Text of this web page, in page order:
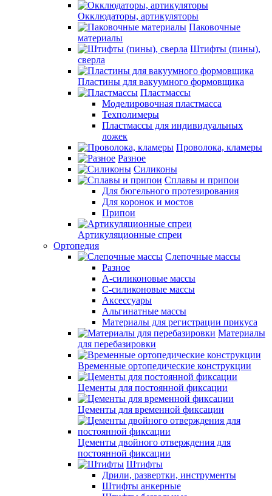
Окклюдаторы, артикуляторы
Паковочные
материалы
Штифты (пины),
сверла
Пластины для вакуумного формовщика
Пластмассы
Моделировочная пластмасса
Техполимеры
Пластмассы для индивидуальных
ложек
Проволока, кламеры
Разное
Силиконы
Сплавы и припои
Для бюгельного протезирования
Для коронок и мостов
Припои
Артикуляционные спреи
Ортопедия
Слепочные массы
Разное
А-силиконовые массы
С-силиконовые массы
Аксессуары
Альгинатные массы
Материалы для регистрации прикуса
Материалы
для перебазировки
Временные ортопедические конструкции
Цементы для постоянной фиксации
Цементы для временной фиксации
Цементы двойного отверждения для
постоянной фиксации
Штифты
Дрили, развертки, инструменты
Штифты анкерные